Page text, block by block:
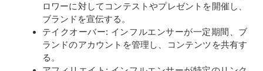
ロワーに対してコンテストやプレゼントを開催し、
ブランドを宣伝する。
テイクオーバー: インフルエンサーが一定期間、ブ
ランドのアカウントを管理し、コンテンツを共有す
る。